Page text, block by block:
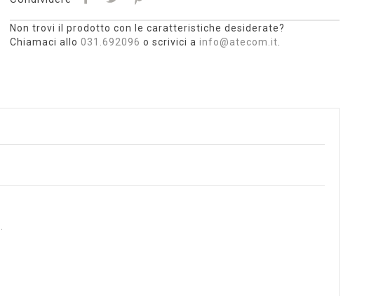
Non trovi il prodotto con le caratteristiche desiderate?
Chiamaci allo 031.692096 o scrivici a info@atecom.it